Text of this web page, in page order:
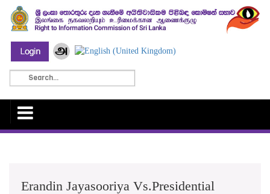
Erandin Jayasooriya Vs.Presidential